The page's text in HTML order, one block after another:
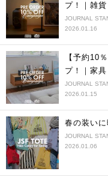
プ！｜雑貨
JOURNAL
2026.01.16
【予約10
プ！｜家具
JOURNAL
2026.01.15
春の装い
JOURNAL
2026.01.06